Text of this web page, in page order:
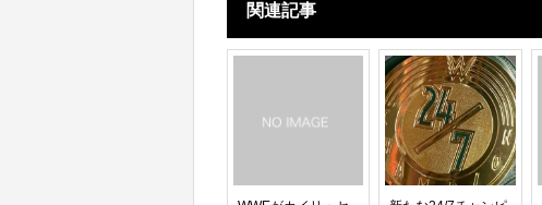
関連記事